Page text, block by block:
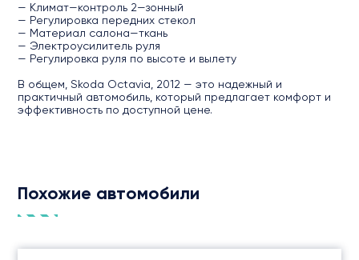
— Климат—контроль 2—зонный
— Регулировка передних стекол
— Материал салона—ткань
— Электроусилитель руля
— Регулировка руля по высоте и вылету
В общем, Skoda Octavia, 2012 — это надежный и
практичный автомобиль, который предлагает комфорт и
эффективность по доступной цене.
Похожие автомобили